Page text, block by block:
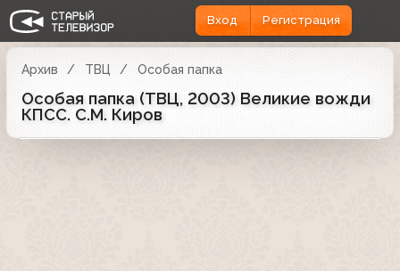
Вход Регистрация
Архив ТВЦ Особая папка
Особая папка (ТВЦ, 2003) Великие вожди
КПСС. С.М. Киров